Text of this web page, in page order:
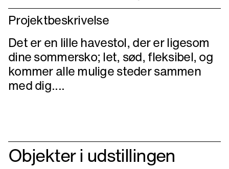
Projektbeskrivelse
Det er en lille havestol, der er ligesom
dine sommersko; let, sød, fleksibel, og
kommer alle mulige steder sammen
med dig....
Objekter i udstillingen